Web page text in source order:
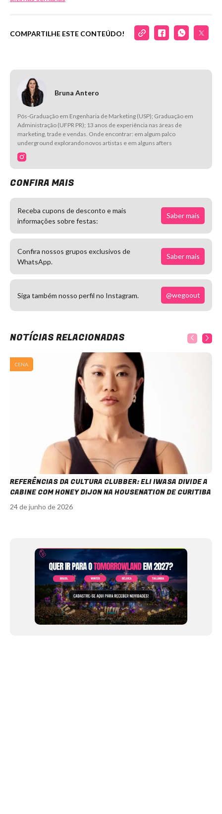
COMPARTILHE ESTE CONTEÚDO!
Bruna Antero
Pós-Graduação em Engenharia de Marketing (USP); Graduação em
Administração (UFPR PR); 13 anos de experiência nas áreas de
marketing, trade e vendas. Onde encontrar: em algum palco
underground explorando novos artistas e em alguns afters
CONFIRA MAIS
Receba cupons de desconto e mais
informações sobre festas:
Saber mais
Confira nossos grupos exclusivos de
WhatsApp.
Saber mais
Siga também nosso perfil no Instagram. @wegoout
NOTÍCIAS RELACIONADAS
CENA
REFERÊNCIAS DA CULTURA CLUBBER: ELI IWASA DIVIDE A
CABINE COM HONEY DIJON NA HOUSENATION DE CURITIBA
24 de junho de 2026